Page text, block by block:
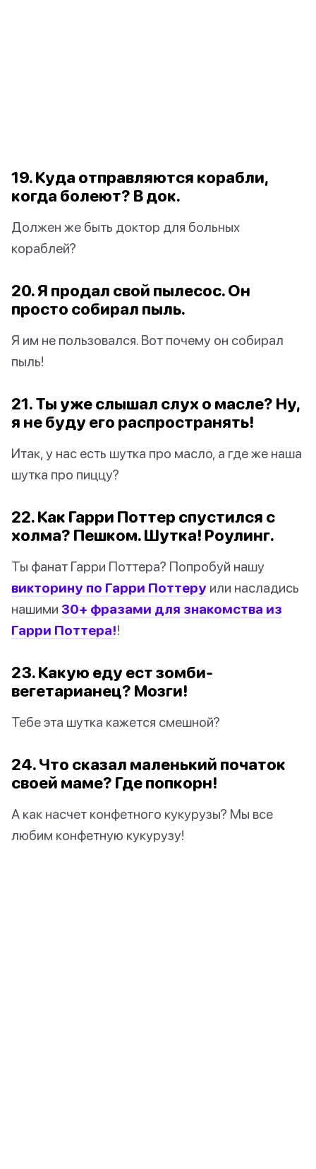
19. Куда отправляются корабли,
когда болеют? В док.
Должен же быть доктор для больных
кораблей?
20. Я продал свой пылесос. Он
просто собирал пыль.
Я им не пользовался. Вот почему он собирал
пыль!
21. Ты уже слышал слух о масле? Ну,
я не буду его распространять!
Итак, у нас есть шутка про масло, а где же наша
шутка про пиццу?
22. Как Гарри Поттер спустился с
холма? Пешком. Шутка! Роулинг.
Ты фанат Гарри Поттера? Попробуй нашу
викторину по Гарри Поттеру или насладись
нашими 30+ фразами для знакомства из
Гарри Поттера!!
23. Какую еду ест зомби-
вегетарианец? Мозги!
Тебе эта шутка кажется смешной?
24. Что сказал маленький початок
своей маме? Где попкорн!
А как насчет конфетного кукурузы? Мы все
любим конфетную кукурузу!